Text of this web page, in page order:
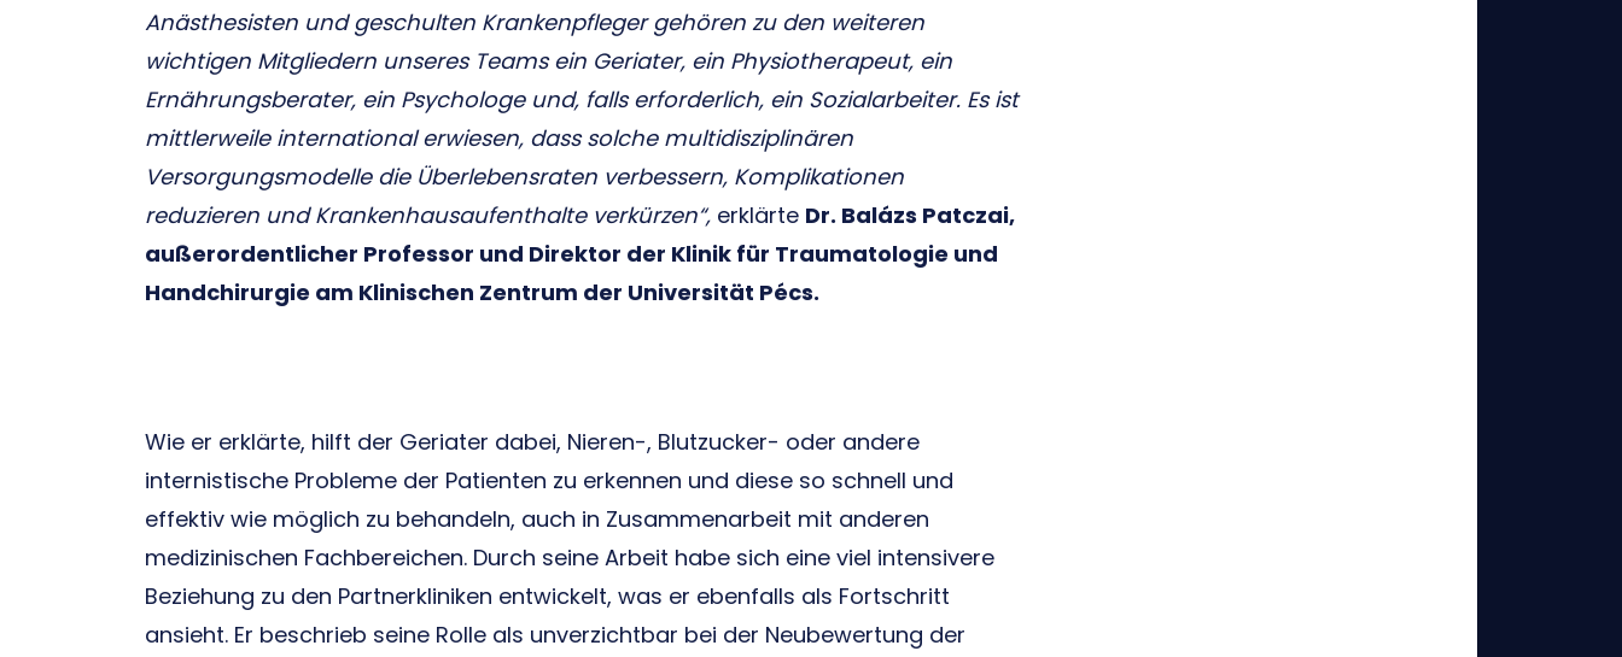
Anästhesisten und geschulten Krankenpfleger gehören zu den weiteren
wichtigen Mitgliedern unseres Teams ein Geriater, ein Physiotherapeut, ein
Ernährungsberater, ein Psychologe und, falls erforderlich, ein Sozialarbeiter. Es ist
mittlerweile international erwiesen, dass solche multidisziplinären
Versorgungsmodelle die Überlebensraten verbessern, Komplikationen
reduzieren und Krankenhausaufenthalte verkürzen“, erklärte Dr. Balázs Patczai,
außerordentlicher Professor und Direktor der Klinik für Traumatologie und
Handchirurgie am Klinischen Zentrum der Universität Pécs.
Wie er erklärte, hilft der Geriater dabei, Nieren-, Blutzucker- oder andere
internistische Probleme der Patienten zu erkennen und diese so schnell und
effektiv wie möglich zu behandeln, auch in Zusammenarbeit mit anderen
medizinischen Fachbereichen. Durch seine Arbeit habe sich eine viel intensivere
Beziehung zu den Partnerkliniken entwickelt, was er ebenfalls als Fortschritt
ansieht. Er beschrieb seine Rolle als unverzichtbar bei der Neubewertung der